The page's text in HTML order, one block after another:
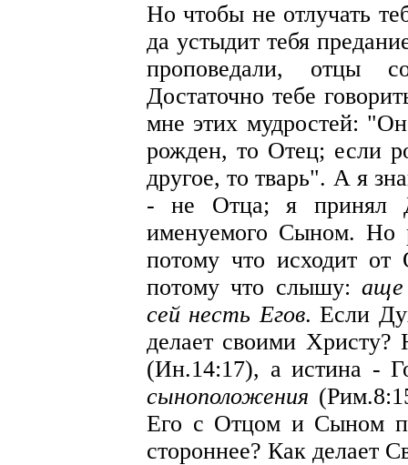
Но чтобы не отлучать
да устыдит тебя
проповедали, отцы
Достаточно тебе
мне этих мудростей:
рожден, то Отец; если
другое, то тварь". А я
- не Отца; я принял
именуемого Сыном. Но
потому что исходит
потому что слышу:
сей несть Егов. Если
делает своими
(Ин.14:17), а истина -
сыноположения
Его с Отцом и Сыном
стороннее? Как делает